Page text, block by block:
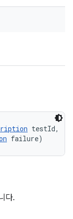
testId,
failure)
다.